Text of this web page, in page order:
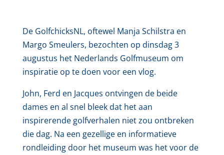
De GolfchicksNL, oftewel Manja Schilstra en
Margo Smeulers, bezochten op dinsdag 3
augustus het Nederlands Golfmuseum om
inspiratie op te doen voor een vlog.
John, Ferd en Jacques ontvingen de beide
dames en al snel bleek dat het aan
inspirerende golfverhalen niet zou ontbreken
die dag. Na een gezellige en informatieve
rondleiding door het museum was het voor de